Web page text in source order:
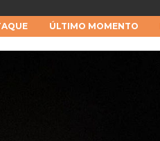
ÚLTIMO MOMENTO